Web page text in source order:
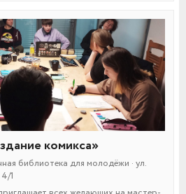
комикса»
библиотека для молодёжи · ул.
1